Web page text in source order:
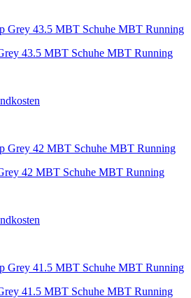
43.5 MBT Schuhe MBT Running
42 MBT Schuhe MBT Running
41.5 MBT Schuhe MBT Running